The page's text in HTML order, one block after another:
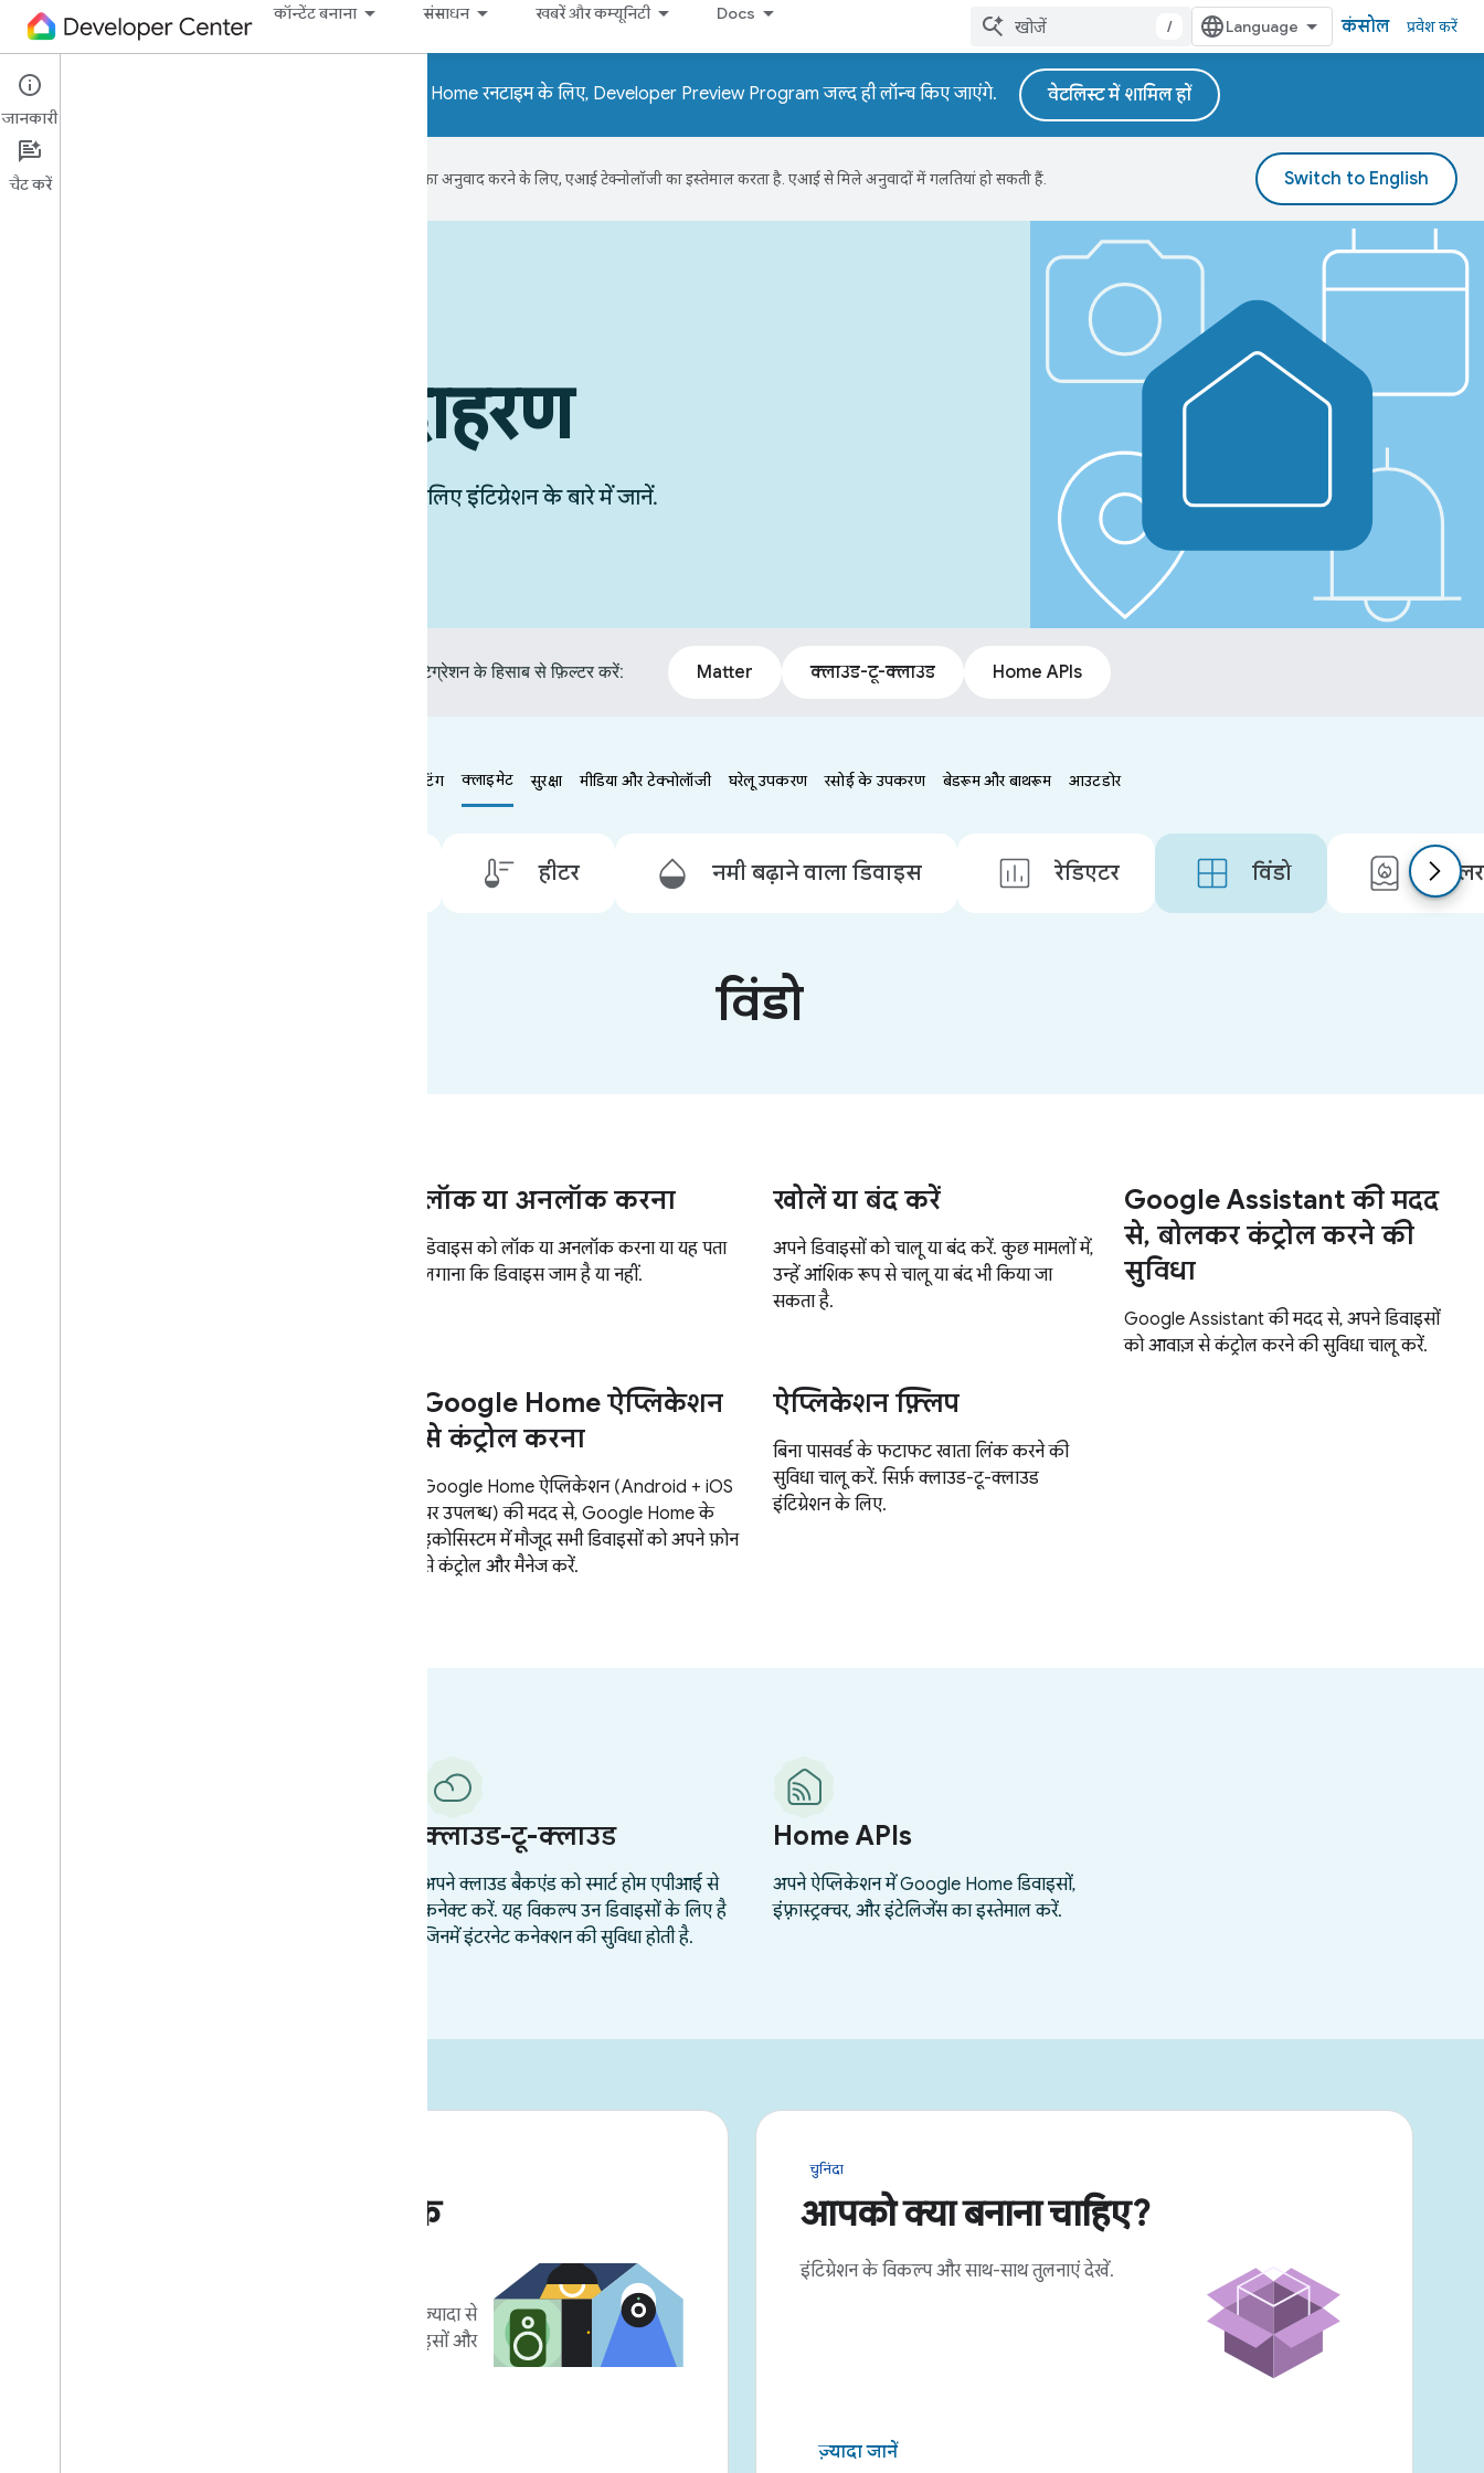
कॉन्टेंट बनाना संसाधन खबरें और कम्यूनिटी Docs
/ कंसोल प्रवेश करें
ध्यान दें! Home API और Home रनटाइम के लिए, Developer Preview Program जल्द ही लॉन्च किए जाएंगे. वेटलिस्ट में शामिल हों
Google आपकी पसंदीदा भाषा में कॉन्टेंट का अनुवाद करने के लिए, एआई टेक्नोलॉजी का इस्तेमाल करता है. एआई से मिले अनुवादों में गलतियां हो सकती हैं.
उपयोग के उदाहरण
Google Home के साथ अपने डिवाइसों के लिए इंटिग्रेशन के बारे में जानें.
कारोबार और मार्केटिंग के
ऐसे टूल और प्रोग्राम जिनसे आपके इंटिग्रेशन का ज़्यादा से
ज़्यादा फ़ायदा मिल सके. साथ ही, ये आपके डिवाइसों और
चुनिंदा
आपको क्या बनाना चाहिए?
इंटिग्रेशन के विकल्प और साथ-साथ तुलनाएं देखें.
ज़्यादा जानें
जानकारी
चैट करें